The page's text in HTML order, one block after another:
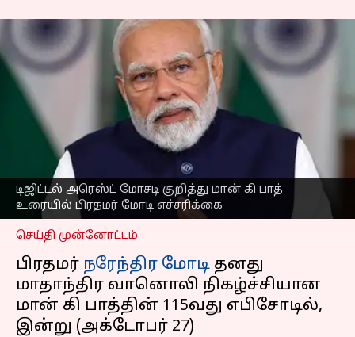
டிஜிட்டல் அரெஸ்ட் மோசடி குறித்து மான் கி பாத்
உரையில் பிரதமர் மோடி எச்சரிக்கை
டிஜிட்டல் அரெஸ்ட்
மோசடியில் சிக்காமல்
தவிர்க்க என்ன செய்ய
வேண்டும்? மான் கி பாத்
உரையில் பிரதமர் மோடி
அறிவுறுத்தல்
எழுதியவர் Sekar Chinnappan Oct 27, 2024 12:38 pm
செய்தி முன்னோட்டம்
பிரதமர் நரேந்திர மோடி தனது
மாதாந்திர வானொலி நிகழ்ச்சியான
மான் கி பாத்தின் 115வது எபிசோடில்,
இன்று (அக்டோபர் 27)